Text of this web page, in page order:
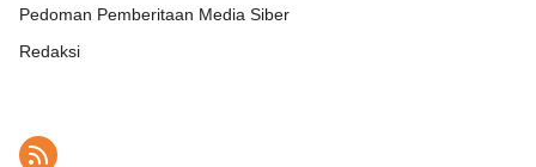
Pedoman Pemberitaan Media Siber
Redaksi